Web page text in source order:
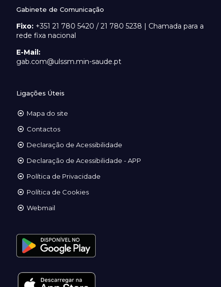
Gabinete de Comunicação
Fixo: +351 21 780 5420 / 21 780 5238 | Chamada para a
rede fixa nacional
E-Mail:
gab.com@ulssm.min-saude.pt
Ligações Úteis
Mapa do site
Contactos
Declaração de Acessibilidade
Declaração de Acessibilidade - APP
Política de Privacidade
Política de Cookies
Webmail